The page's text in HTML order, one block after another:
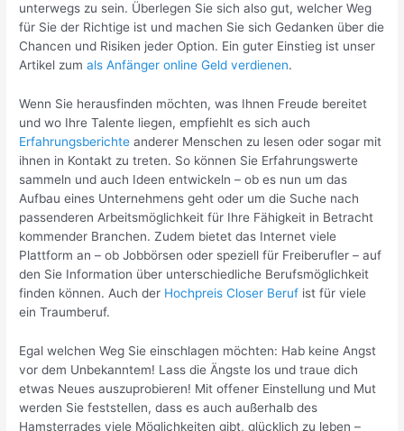
unterwegs zu sein. Überlegen Sie sich also gut, welcher Weg
für Sie der Richtige ist und machen Sie sich Gedanken über die
Chancen und Risiken jeder Option. Ein guter Einstieg ist unser
Artikel zumals Anfänger online Geld verdienen.
Wenn Sie herausfinden möchten, was Ihnen Freude bereitet
und wo Ihre Talente liegen, empfiehlt es sich auch
Erfahrungsberichte anderer Menschen zu lesen oder sogar mit
ihnen in Kontakt zu treten. So können Sie Erfahrungswerte
sammeln und auch Ideen entwickeln – ob es nun um das
Aufbau eines Unternehmens geht oder um die Suche nach
passenderen Arbeitsmöglichkeit für Ihre Fähigkeit in Betracht
kommender Branchen. Zudem bietet das Internet viele
Plattform an – ob Jobbörsen oder speziell für Freiberufler – auf
den Sie Information über unterschiedliche Berufsmöglichkeit
finden können. Auch der Hochpreis Closer Beruf ist für viele
ein Traumberuf.
Egal welchen Weg Sie einschlagen möchten: Hab keine Angst
vor dem Unbekanntem! Lass die Ängste los und traue dich
etwas Neues auszuprobieren! Mit offener Einstellung und Mut
werden Sie feststellen, dass es auch außerhalb des
Hamsterrades viele Möglichkeiten gibt, glücklich zu leben –